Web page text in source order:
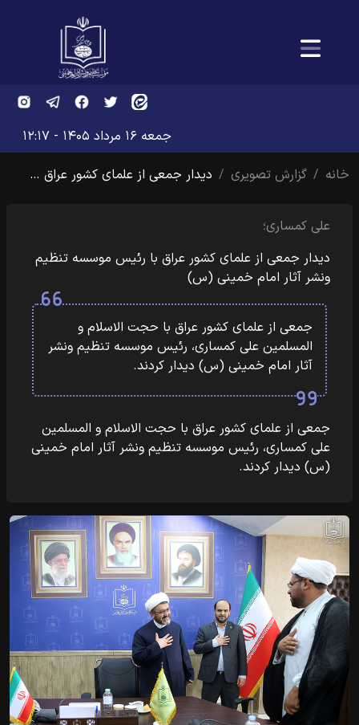
جمعه ۱۶ مرداد ۱۴۰۵ - ۱۲:۱۷
خانه
گزارش تصویری دیدار جمعی از علمای کشور عراق …
علی کمساری؛
دیدار جمعی از علمای کشور عراق با رئیس موسسه تنظیم
ونشر آثار امام خمینی (س)
جمعی از علمای کشور عراق با حجت الاسلام و
المسلمین علی کمساری، رئیس موسسه تنظیم ونشر
آثار امام خمینی (س) دیدار کردند.
جمعی از علمای کشور عراق با حجت الاسلام و المسلمین
علی کمساری، رئیس موسسه تنظیم ونشر آثار امام خمینی
(س) دیدار کردند.